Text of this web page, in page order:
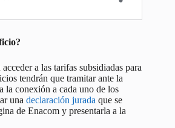
a las tarifas subsidiadas para
tendrán que tramitar ante la
la conexión a cada uno de los
una declaración jurada que se
de Enacom y presentarla a la